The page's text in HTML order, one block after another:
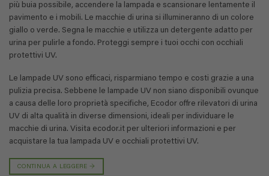
più buia possibile, accendere la lampada e scansionare lentamente il
pavimento e i mobili. Le macchie di urina si illumineranno di un colore
giallo o verde. Segna le macchie e utilizza un detergente adatto per
urina per pulirle a fondo. Proteggi sempre i tuoi occhi con occhiali
protettivi UV.
Le lampade UV sono efficaci, risparmiano tempo e costi grazie a una
pulizia precisa. Sebbene le lampade UV non siano disponibili ovunque
a causa delle loro proprietà specifiche, Ecodor offre rilevatori di urina
UV di alta qualità in diverse dimensioni, ideali per individuare le
macchie di urina. Visita ecodor.it per ulteriori informazioni e per
acquistare la tua lampada UV e occhiali protettivi UV.
CONTINUA A LEGGERE→